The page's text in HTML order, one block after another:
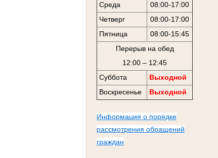
Среда
08:00-17:00
Четверг
08:00-17:00
Пятница
08:00-15:45
Перерыв на обед
12:00 – 12:45
Суббота
Выходной
Воскресенье
Выходной
Информация о порядке
рассмотрения обращений
граждан